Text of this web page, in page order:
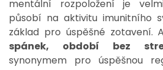
mentální rozpoložení je
působí na aktivitu imunitního
základ pro úspěšné zotavení.
spánek, období bez
synonymem pro úspěšnou